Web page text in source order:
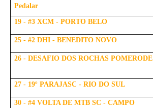
Pedalar
19 - #3 XCM - PORTO BELO
25 - #2 DHI - BENEDITO NOVO
26 - DESAFIO DOS ROCHAS POMERODE
27 - 19º PARAJASC - RIO DO SUL
30 - #4 VOLTA DE MTB SC - CAMPO